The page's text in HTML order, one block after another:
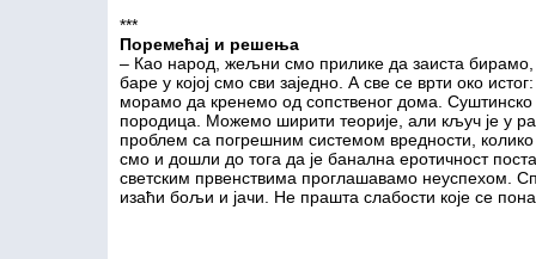
***
Поремећај и решења
– Као народ, жељни смо прилике да заиста бирамо,
баре у којој смо сви заједно. А све се врти око
морамо да кренемо од сопственог дома.
породица. Можемо ширити теорије, али кључ је у
проблем са погрешним системом вредности,
смо и дошли до тога да је банална еротичност
светским првенствима проглашавамо неуспехом.
изаћи бољи и јачи. Не прашта слабости које се